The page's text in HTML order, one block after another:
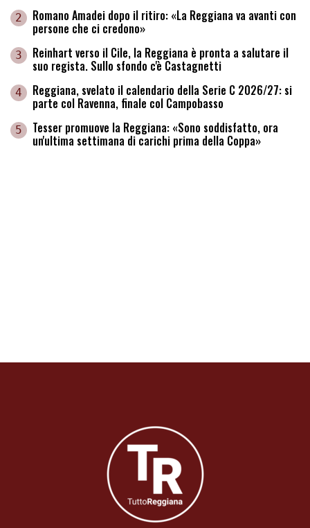
2 Romano Amadei dopo il ritiro: «La Reggiana va avanti con
persone che ci credono»
3 Reinhart verso il Cile, la Reggiana è pronta a salutare il
suo regista. Sullo sfondo c'è Castagnetti
4 Reggiana, svelato il calendario della Serie C 2026/27: si
parte col Ravenna, finale col Campobasso
5 Tesser promuove la Reggiana: «Sono soddisfatto, ora
un'ultima settimana di carichi prima della Coppa»